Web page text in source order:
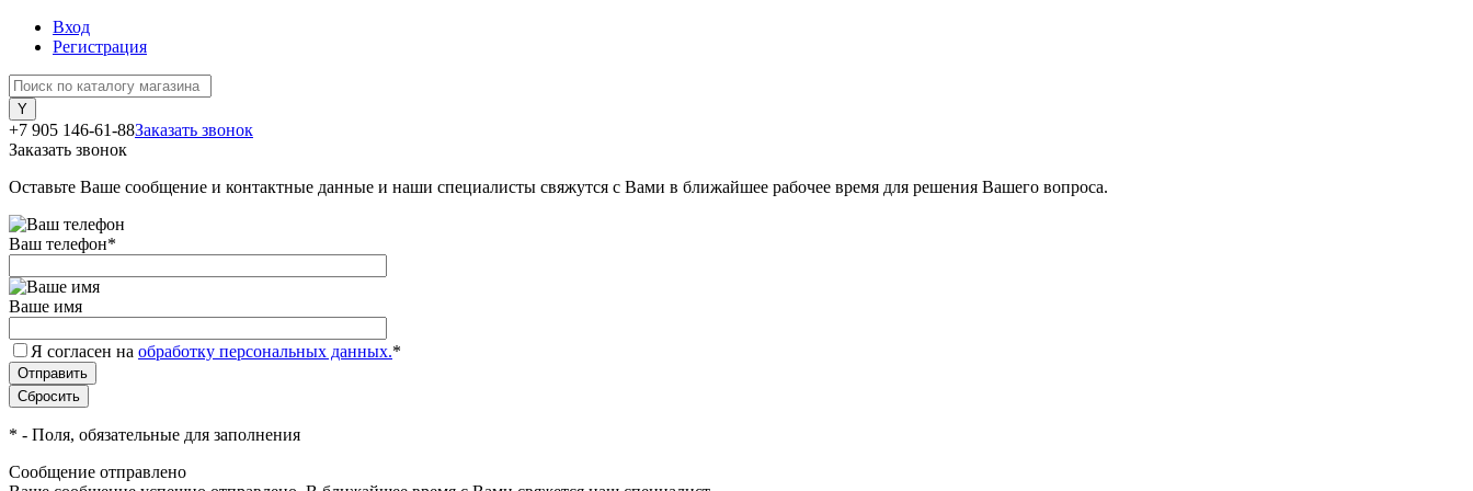
Вход
Регистрация
+7 905 146-61-88Заказать звонок
Заказать звонок
Оставьте Ваше сообщение и контактные данные и наши специалисты свяжутся с Вами в ближайшее рабочее время для решения Вашего вопроса.
Ваш телефон*
Ваше имя
Я согласен на обработку персональных данных.*
* - Поля, обязательные для заполнения
Сообщение отправлено